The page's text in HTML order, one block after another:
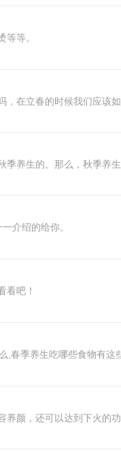
等。
在立春的时候我们应该
养生的。那么，秋季养
介绍的给你。
看吧！
季养生吃哪些食物有这
颜，还可以达到下火的功